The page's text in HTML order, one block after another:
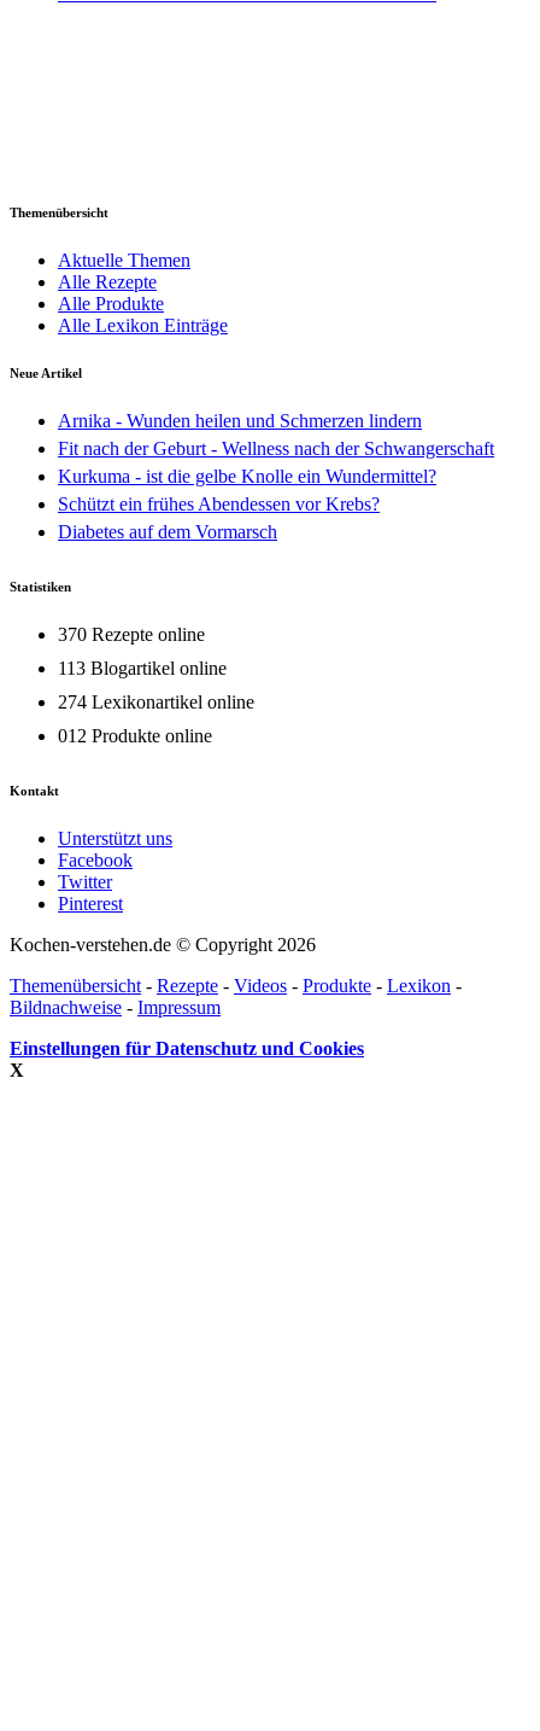
Themenübersicht
Aktuelle Themen
Alle Rezepte
Alle Produkte
Alle Lexikon Einträge
Neue Artikel
Arnika - Wunden heilen und Schmerzen lindern
Fit nach der Geburt - Wellness nach der Schwangerschaft
Kurkuma - ist die gelbe Knolle ein Wundermittel?
Schützt ein frühes Abendessen vor Krebs?
Diabetes auf dem Vormarsch
Statistiken
370 Rezepte online
113 Blogartikel online
274 Lexikonartikel online
012 Produkte online
Kontakt
Unterstützt uns
Facebook
Twitter
Pinterest
Kochen-verstehen.de © Copyright 2026
Themenübersicht - Rezepte - Videos - Produkte - Lexikon -
Bildnachweise - Impressum
Einstellungen für Datenschutz und Cookies
X